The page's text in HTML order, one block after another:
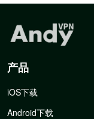
产品
iOS下载
Android下载